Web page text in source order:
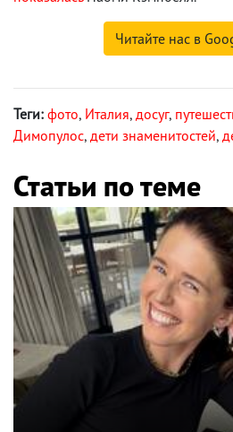
Читайте нас в
Теги: фото, Италия, досуг,
Димопулос, дети знаменитостей,
Статьи по теме